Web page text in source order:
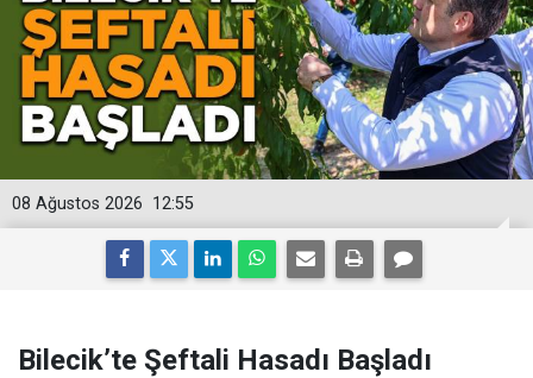
12:55
08 Ağustos 2026
Bilecik’te Şeftali Hasadı Başladı